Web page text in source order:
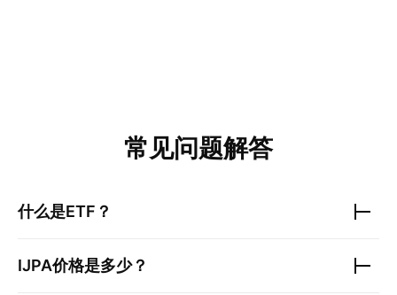
常见问题解答
什么是ETF？
IJPA价格是多少？